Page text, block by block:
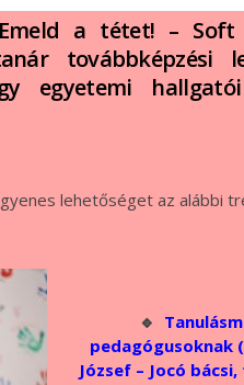
Emeld a tétet! –
továbbképzési
egyetemi
lehetőséget az alábbi
🔹
pedagógusoknak
József – Jocó